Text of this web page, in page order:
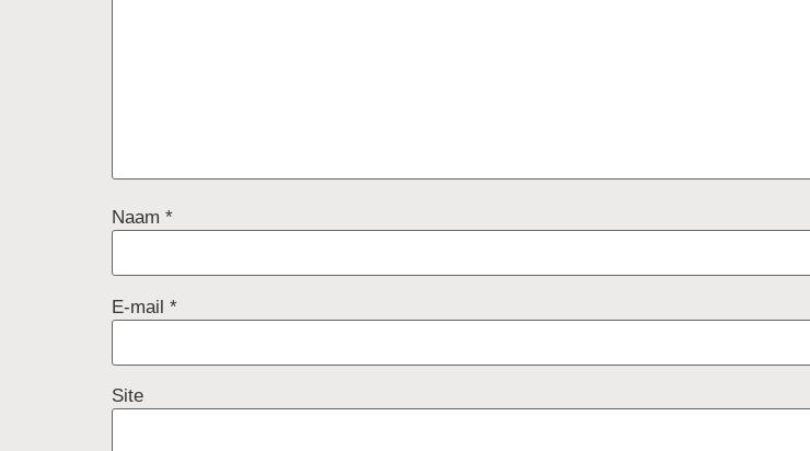
Naam *
E-mail *
Site